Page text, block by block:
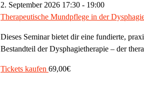
2. September 2026 17:30 - 19:00
Therapeutische Mundpflege in der
Dieses Seminar bietet dir eine fundierte,
Bestandteil der Dysphagietherapie – der
Tickets kaufen 69,00€